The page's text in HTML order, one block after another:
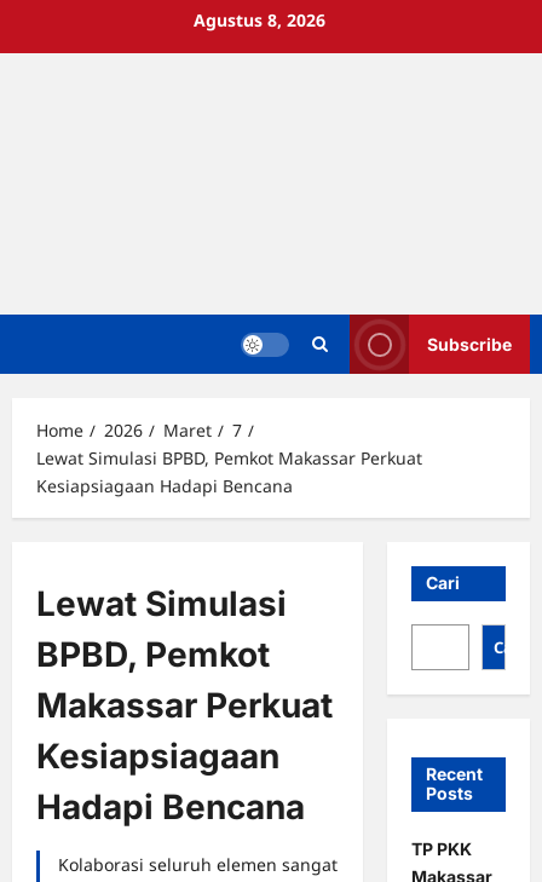
Agustus 8, 2026
Subscribe
Home 2026 Maret
7
Lewat Simulasi BPBD, Pemkot Makassar Perkuat
Kesiapsiagaan Hadapi Bencana
Lewat Simulasi
BPBD, Pemkot
Makassar Perkuat
Kesiapsiagaan
Hadapi Bencana
Kolaborasi seluruh elemen sangat
Cari
Cari
Recent
Posts
TP PKK
Makassar